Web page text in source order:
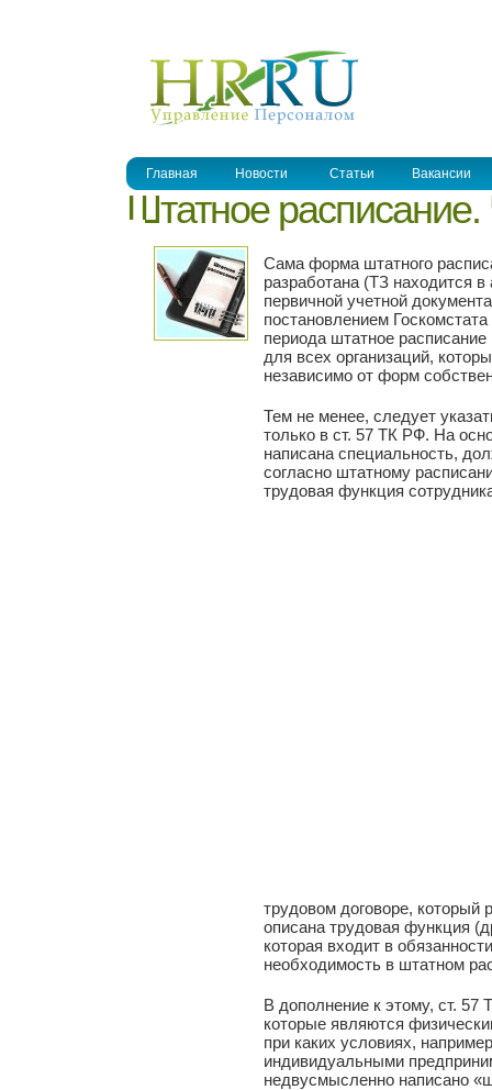
Главная Новости Статьи Вакансии
Штатное расписание.
Сама форма штатного
разработана (ТЗ
первичной учетной
постановлением
периода штатное
для всех организаций,
независимо от форм
Тем не менее, следует
только в ст. 57 ТК РФ. На
написана специальность,
согласно штатному
трудовая функция
трудовом договоре, который
описана трудовая функция
которая входит в
необходимость в штатном
В дополнение к этому, ст. 57
которые являются
при каких условиях,
индивидуальными
недвусмысленно написано